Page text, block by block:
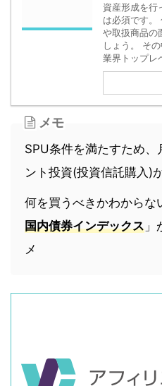
資産形成を行
は必須です。
や取扱商品の
しょう。 そ
業界トップレ
メモ
SPU条件を満たすため
ント投資(投資信託購入)
何を買うべきかわからな
国内債券インデックス
メ